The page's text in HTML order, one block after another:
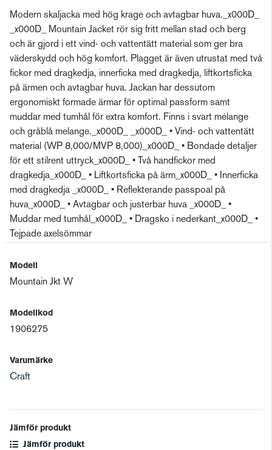
Modern skaljacka med hög krage och avtagbar huva._x000D_
_x000D_ Mountain Jacket rör sig fritt mellan stad och berg
och är gjord i ett vind- och vattentätt material som ger bra
väderskydd och hög komfort. Plagget är även utrustat med två
fickor med dragkedja, innerficka med dragkedja, liftkortsficka
på ärmen och avtagbar huva. Jackan har dessutom
ergonomiskt formade ärmar för optimal passform samt
muddar med tumhål för extra komfort. Finns i svart mélange
och gråblå melange._x000D_ _x000D_ • Vind- och vattentätt
material (WP 8,000/MVP 8,000)_x000D_ • Bondade detaljer
för ett stilrent uttryck_x000D_ • Två handfickor med
dragkedja_x000D_ • Liftkortsficka på ärm_x000D_ • Innerficka
med dragkedja _x000D_ • Reflekterande passpoal på
huva_x000D_ • Avtagbar och justerbar huva _x000D_ •
Muddar med tumhål_x000D_ • Dragsko i nederkant_x000D_ •
Tejpade axelsömmar
Modell
Mountain Jkt W
Modellkod
1906275
Varumärke
Craft
Jämför produkt
Jämför produkt